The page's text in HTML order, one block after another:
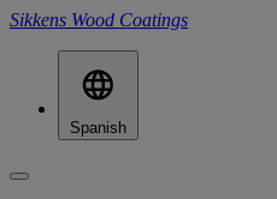
Sikkens Wood Coatings
Spanish